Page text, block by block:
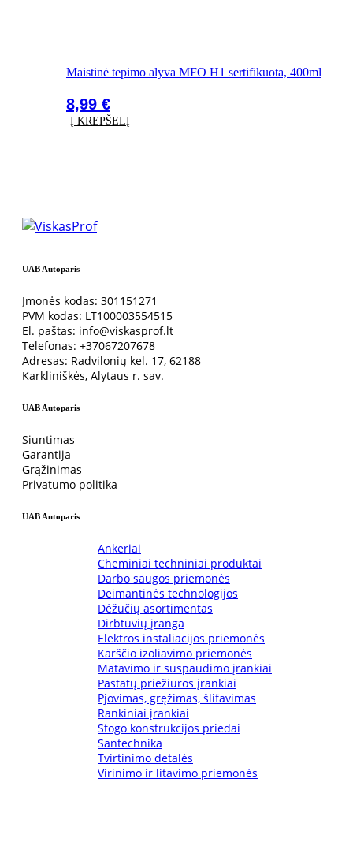
Maistinė tepimo alyva MFO H1 sertifikuota, 400ml
8,99 €
Į KREPŠELĮ
UAB Autoparis
Įmonės kodas: 301151271
PVM kodas: LT100003554515
El. paštas: info@viskasprof.lt
Telefonas: +37067207678
Adresas: Radvilonių kel. 17, 62188
Karkliniškės, Alytaus r. sav.
UAB Autoparis
Siuntimas
Garantija
Grąžinimas
Privatumo politika
UAB Autoparis
Ankeriai
Cheminiai techniniai produktai
Darbo saugos priemonės
Deimantinės technologijos
Dėžučių asortimentas
Dirbtuvių įranga
Elektros instaliacijos priemonės
Karščio izoliavimo priemonės
Matavimo ir suspaudimo įrankiai
Pastatų priežiūros įrankiai
Pjovimas, gręžimas, šlifavimas
Rankiniai įrankiai
Stogo konstrukcijos priedai
Santechnika
Tvirtinimo detalės
Virinimo ir litavimo priemonės